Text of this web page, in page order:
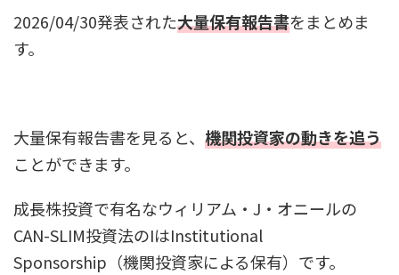
2026/04/30発表された大量保有報告書をまとめま
す。
大量保有報告書を見ると、 機関投資家の動きを追う
ことができます。
成長株投資で有名なウィリアム・J・オニールの
CAN-SLIM投資法のIはInstitutional
Sponsorship（機関投資家による保有）です。